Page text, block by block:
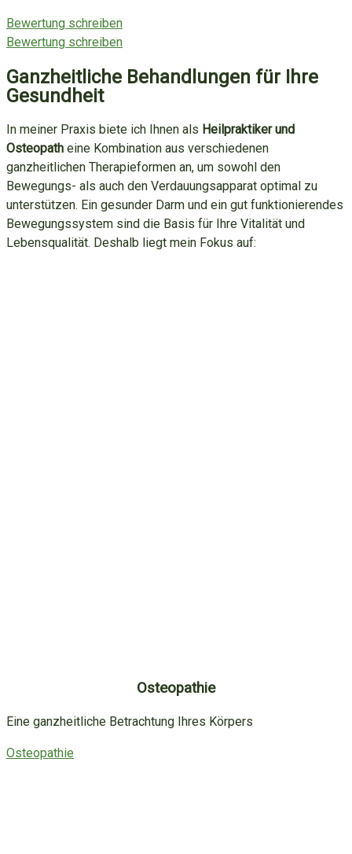
Bewertung schreiben
Bewertung schreiben
Ganzheitliche Behandlungen für Ihre
Gesundheit
In meiner Praxis biete ich Ihnen als Heilpraktiker und
Osteopath eine Kombination aus verschiedenen
ganzheitlichen Therapieformen an, um sowohl den
Bewegungs- als auch den Verdauungsapparat optimal zu
unterstützen. Ein gesunder Darm und ein gut funktionierendes
Bewegungssystem sind die Basis für Ihre Vitalität und
Lebensqualität. Deshalb liegt mein Fokus auf:
Osteopathie
Eine ganzheitliche Betrachtung Ihres Körpers
Osteopathie